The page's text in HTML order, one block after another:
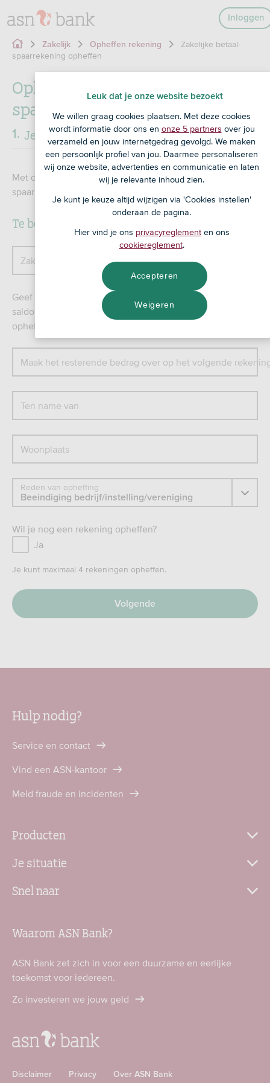
Inloggen
Zakelijk Opheffen rekening
Zakelijke betaal-
spaarrekening opheffen
Opheffen zakelijke betaal- of
spaarrekening
Je rekening Stap1/3
Met dit formulier kun je je zakelijke betaalrekening en
spaarrekening laten opheffen.
Te beëindigen rekening
Zakelijk rekeningnummer
Geef hieronder aan naar welk rekeningnummer we het
saldo moeten overmaken. Gaat het om een spaarrekening
opheffen? Vul dan de vaste tegenrekening in.
Maak het resterende bedrag over op het volgende
Ten name van
Woonplaats
Reden van opheffing
Wil je nog een rekening opheffen?
Ja
Je kunt maximaal 4 rekeningen opheffen.
Hulp nodig?
Service en contact
Vind een ASN-kantoor
Meld fraude en incidenten
Producten
Je situatie
Snel naar
Waarom ASN Bank?
ASN Bank zet zich in voor een duurzame en eerlijke
toekomst voor iedereen.
Zo investeren we jouw geld
Disclaimer Privacy
Over ASN Bank
Leuk dat je onze website bezoekt
We willen graag cookies plaatsen. Met deze cookies
wordt informatie door ons en onze 5 partners over jou
verzameld en jouw internetgedrag gevolgd. We maken
een persoonlijk profiel van jou. Daarmee personaliseren
wij onze website, advertenties en communicatie en laten
wij je relevante inhoud zien.
Je kunt je keuze altijd wijzigen via 'Cookies instellen'
onderaan de pagina.
Hier vind je ons privacyreglementen ons
cookiereglement.
Weigeren
Accepteren